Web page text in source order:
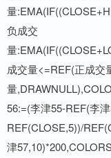
量
负成交
量
成交量<=REF(正成交
量
56:=(李津55-REF(李
REF(CLOSE,5))/
津